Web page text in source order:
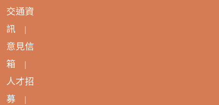
交通資
訊 |
意見信
箱 |
人才招
募 |